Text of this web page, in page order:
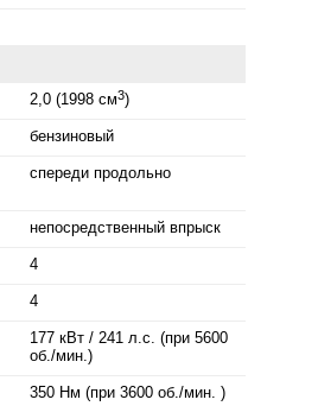
2,0 (1998 см3)
бензиновый
спереди продольно
непосредственный впрыск
4
4
177 кВт / 241 л.с. (при 5600
об./мин.)
350 Нм (при 3600 об./мин. )